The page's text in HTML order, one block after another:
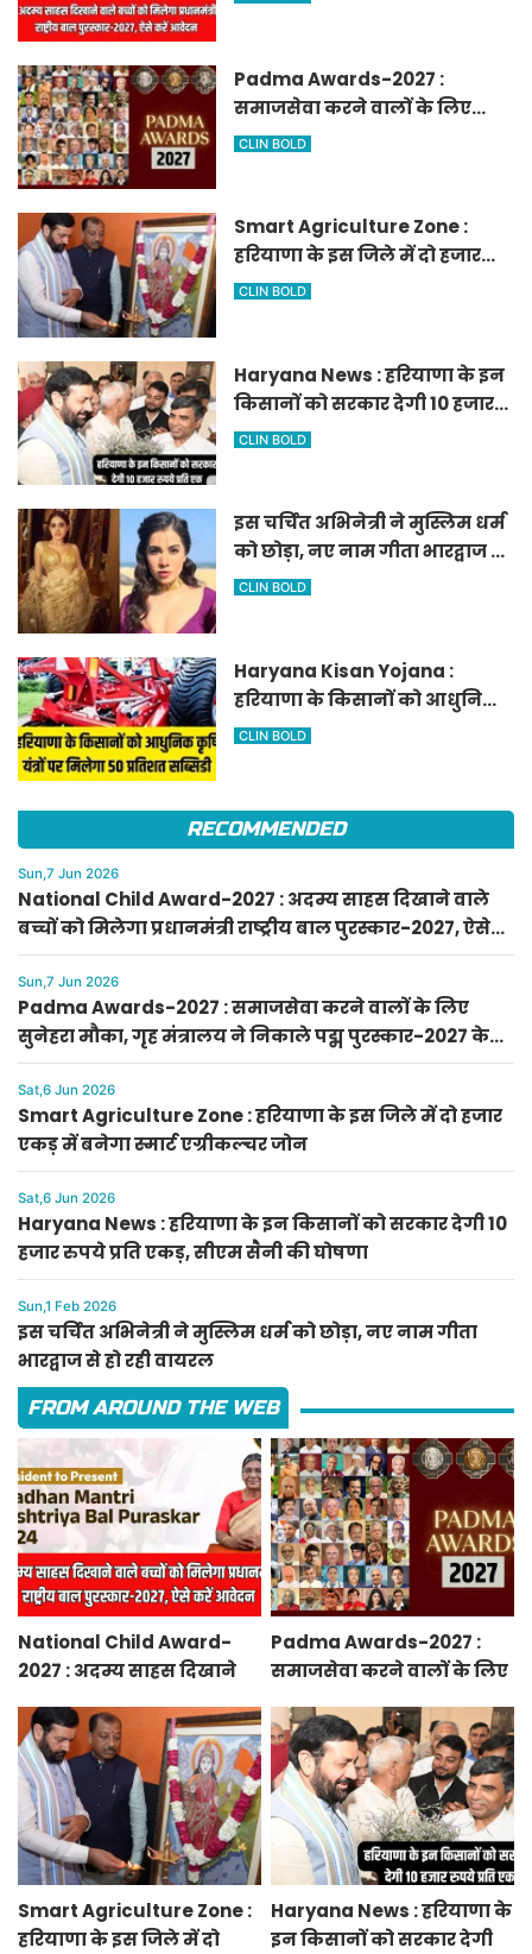
Padma Awards-2027 :
समाजसेवा करने वालों के लिए
सुनेहरा मौका, गृह मंत्रालय ने
CLIN BOLD
Smart Agriculture Zone :
हरियाणा के इस जिले में दो हजार
एकड़ में बनेगा स्मार्ट एग्रीकल्चर
CLIN BOLD
Haryana News : हरियाणा के इन
किसानों को सरकार देगी 10 हजार
रुपये प्रति एकड़, सीएम सैनी की
CLIN BOLD
इस चर्चित अभिनेत्री ने मुस्लिम धर्म
को छोड़ा, नए नाम गीता भारद्वाज से
हो रही वायरल
CLIN BOLD
Haryana Kisan Yojana :
हरियाणा के किसानों को आधुनिक
कृषि यंत्रों पर मिलेगा 50 प्रतिशत
CLIN BOLD
RECOMMENDED
Sun,7 Jun 2026
National Child Award-2027 : अदम्य साहस दिखाने वाले
बच्चों को मिलेगा प्रधानमंत्री राष्ट्रीय बाल पुरस्कार-2027, ऐसे
करें आवेदन
Sun,7 Jun 2026
Padma Awards-2027 : समाजसेवा करने वालों के लिए
सुनेहरा मौका, गृह मंत्रालय ने निकाले पद्म पुरस्कार-2027 के
लिए आवेदन
Sat,6 Jun 2026
Smart Agriculture Zone : हरियाणा के इस जिले में दो हजार
एकड़ में बनेगा स्मार्ट एग्रीकल्चर जोन
Sat,6 Jun 2026
Haryana News : हरियाणा के इन किसानों को सरकार देगी 10
हजार रुपये प्रति एकड़, सीएम सैनी की घोषणा
Sun,1 Feb 2026
इस चर्चित अभिनेत्री ने मुस्लिम धर्म को छोड़ा, नए नाम गीता
भारद्वाज से हो रही वायरल
FROM AROUND THE WEB
National Child Award-
2027 : अदम्य साहस दिखाने
प्रधानमंत्री राष्ट्रीय बाल
पुरस्कार-2027, ऐसे करें
आवेदन
Padma Awards-2027 :
समाजसेवा करने वालों के लिए
निकाले पद्म पुरस्कार-2027 के
लिए आवेदन
Smart Agriculture Zone :
हरियाणा के इस जिले में दो
Haryana News : हरियाणा के
इन किसानों को सरकार देगी